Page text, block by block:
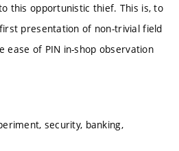
this opportunistic thief. This is, to
presentation of non-trivial field
ease of PIN in-shop observation
security, banking,